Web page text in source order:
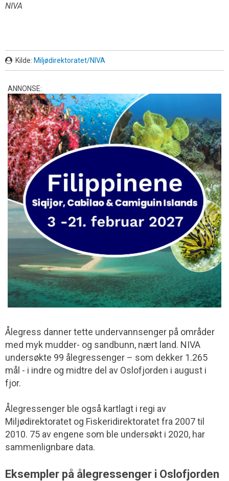
NIVA
Kilde: Miljødirektoratet/NIVA
ANNONSE:
Ålegress danner tette undervannsenger på områder
med myk mudder- og sandbunn, nært land. NIVA
undersøkte 99 ålegressenger – som dekker 1.265
mål - i indre og midtre del av Oslofjorden i august i
fjor.
Ålegressenger ble også kartlagt i regi av
Miljødirektoratet og Fiskeridirektoratet fra 2007 til
2010. 75 av engene som ble undersøkt i 2020, har
sammenlignbare data.
Eksempler på ålegressenger i Oslofjorden